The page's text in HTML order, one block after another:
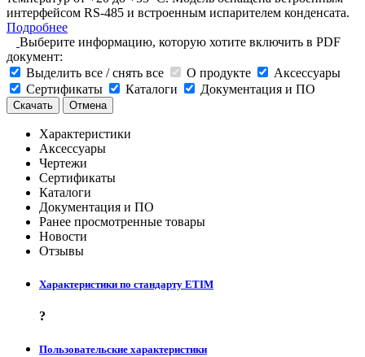
интерфейсом RS-485 и встроенным испарителем конденсата.
Подробнее
Выберите информацию, которую хотите включить в PDF
документ:
Выделить все / снять все
О продукте
Аксессуары
Сертификаты
Каталоги Документация и ПО
Скачать Отмена
Характеристики
Аксессуары
Чертежи
Сертификаты
Каталоги
Документация и ПО
Ранее просмотренные товары
Новости
Отзывы
Характеристики по стандарту ETIM
?
Пользовательские характеристики